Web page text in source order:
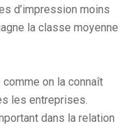
d’impression moins
la classe moyenne
on la connaît
les entreprises.
dans la relation